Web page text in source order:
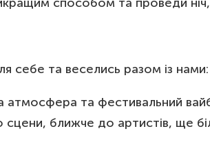
себе та веселись разом із нами:
атмосфера та фестивальний
ближче до артистів, ще